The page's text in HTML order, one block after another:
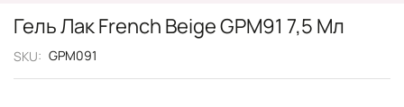
Гель Лак French Beige GPM91 7,5 Мл
SKU GPM091